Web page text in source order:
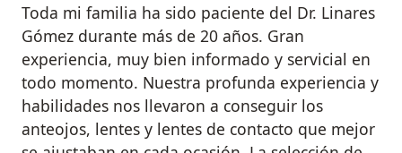
Toda mi familia ha sido paciente del Dr. Linares
Gómez durante más de 20 años. Gran
experiencia, muy bien informado y servicial en
todo momento. Nuestra profunda experiencia y
habilidades nos llevaron a conseguir los
anteojos, lentes y lentes de contacto que mejor